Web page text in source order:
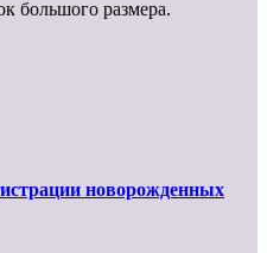
большого размера.
новорожденных